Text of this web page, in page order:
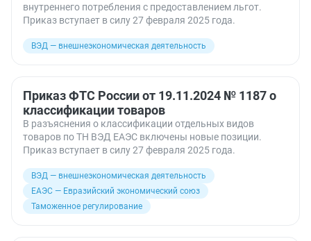
внутреннего потребления с предоставлением льгот.
Приказ вступает в силу 27 февраля 2025 года.
ВЭД — внешнеэкономическая деятельность
Приказ ФТС России от 19.11.2024 № 1187 о
классификации товаров
В разъяснения о классификации отдельных видов
товаров по ТН ВЭД ЕАЭС включены новые позиции.
Приказ вступает в силу 27 февраля 2025 года.
ВЭД — внешнеэкономическая деятельность
ЕАЭС — Евразийский экономический союз
Таможенное регулирование